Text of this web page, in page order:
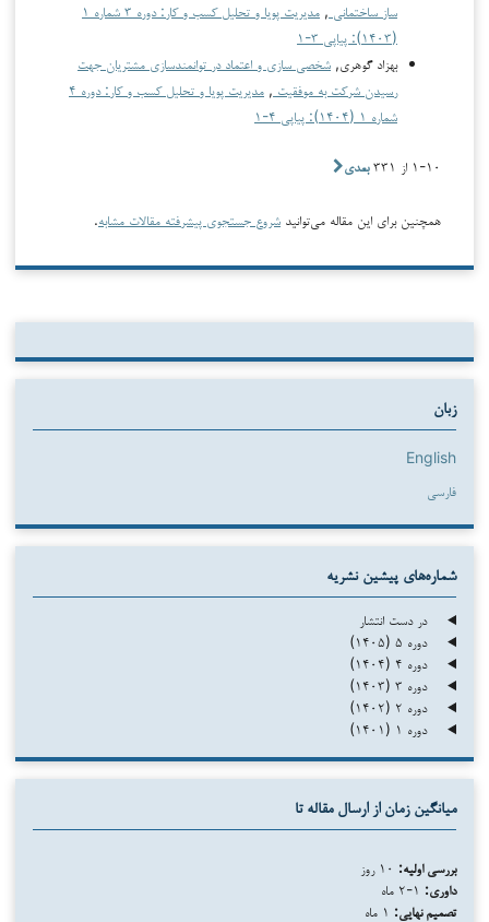
ساز ساختمانی ,
مدیریت پویا و تحلیل کسب و کار: دوره ۳ شماره ۱
(۱۴۰۳): پیاپی ۳-۱
بهزاد گوهری, شخصی سازی و اعتماد در توانمندسازی مشتریان جهت
رسیدن شرکت به موفقیت ,
مدیریت پویا و تحلیل کسب و کار: دوره ۴
شماره ۱ (۱۴۰۴): پیاپی ۴-۱
۱-۱۰ از ۳۳۱ بعدی
همچنین برای این مقاله می‌توانید شروع جستجوی پیشرفته مقالات مشابه.
زبان
English
فارسی
شماره‌های پیشین نشریه
در دست انتشار
دوره ۵ (۱۴۰۵)
دوره ۴ (۱۴۰۴)
دوره ۳ (۱۴۰۳)
دوره ۲ (۱۴۰۲)
دوره ۱ (۱۴۰۱)
میانگین زمان از ارسال مقاله تا
بررسی اولیه:
داوری:
تصمیم نهایی: